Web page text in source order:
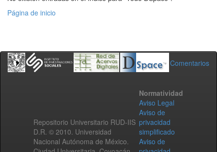
Página de inicio
Comentarios
Repositorio Universitario RUD-IIS
D.R. © 2010. Universidad
Nacional Autónoma de México.
Normatividad
Aviso Legal
Aviso de
privacidad
simplificado
Aviso de